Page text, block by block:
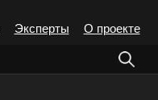
Эксперты О проекте
Н